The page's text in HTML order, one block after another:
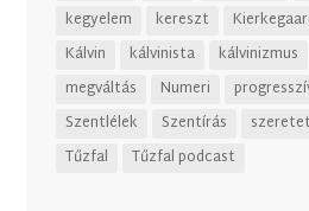
kegyelem
kereszt
Kálvin
kálvinista kálvinizmus
megváltás
Numeri
Szentlélek
Szentírás szeretet
Tűzfal
Tűzfal podcast